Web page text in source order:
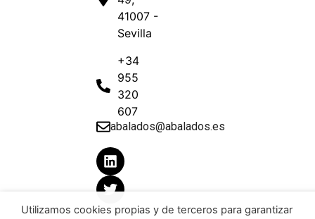
41007 -
Sevilla
+34
955
320
607
abalados@abalados.es
Utilizamos cookies propias y de terceros para garantizar